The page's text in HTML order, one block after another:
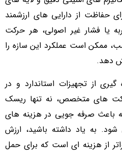
حفاظت از دارایی های ارزشمند
یا فشار غیر اصولی، هر حرکت
ممکن است عملکرد این سازه را
دهد.
گیری از تجهیزات استاندارد و در
های متخصص، نه تنها ریسک
باعث صرفه جویی در هزینه های
به یاد داشته باشید، ارزش
از هزینه ای است که برای حمل